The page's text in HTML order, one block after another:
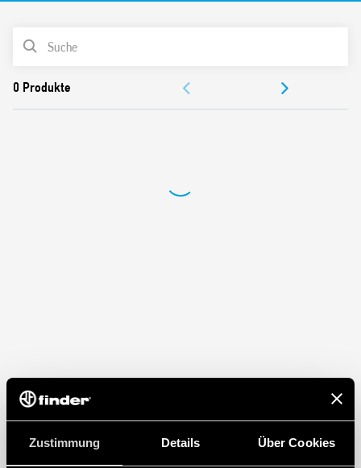
Zustimmung Details Über Cookies
35 mm Schiene (EN 60715) Montage
Auch in den folgenden Versionen erhältlich:
PRODUKTLISTE
ZULASSUNGEN